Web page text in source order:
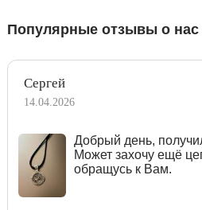
Популярные отзывы о нас
Сергей
14.04.2026
Добрый день,
Может захочу ещё
обращусь к Вам.